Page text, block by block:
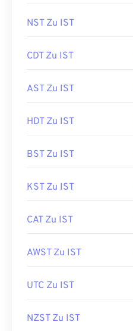
NST Zu IST
CDT Zu IST
AST Zu IST
HDT Zu IST
BST Zu IST
KST Zu IST
CAT Zu IST
AWST Zu IST
UTC Zu IST
NZST Zu IST